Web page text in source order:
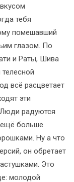
тебя
помешавший
глазом. По
и Раты, Шива
всё расцветает
эти
радуются
больше
Ну а что
он обретает
Это
молодой